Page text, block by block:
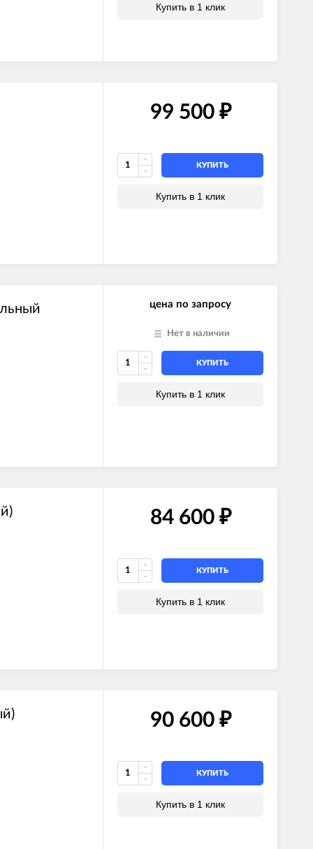
Купить в 1 клик
99 500 ₽
КУПИТЬ
Купить в 1 клик
цена по запросу
Нет в наличии
КУПИТЬ
Купить в 1 клик
84 600 ₽
КУПИТЬ
Купить в 1 клик
90 600 ₽
КУПИТЬ
Купить в 1 клик